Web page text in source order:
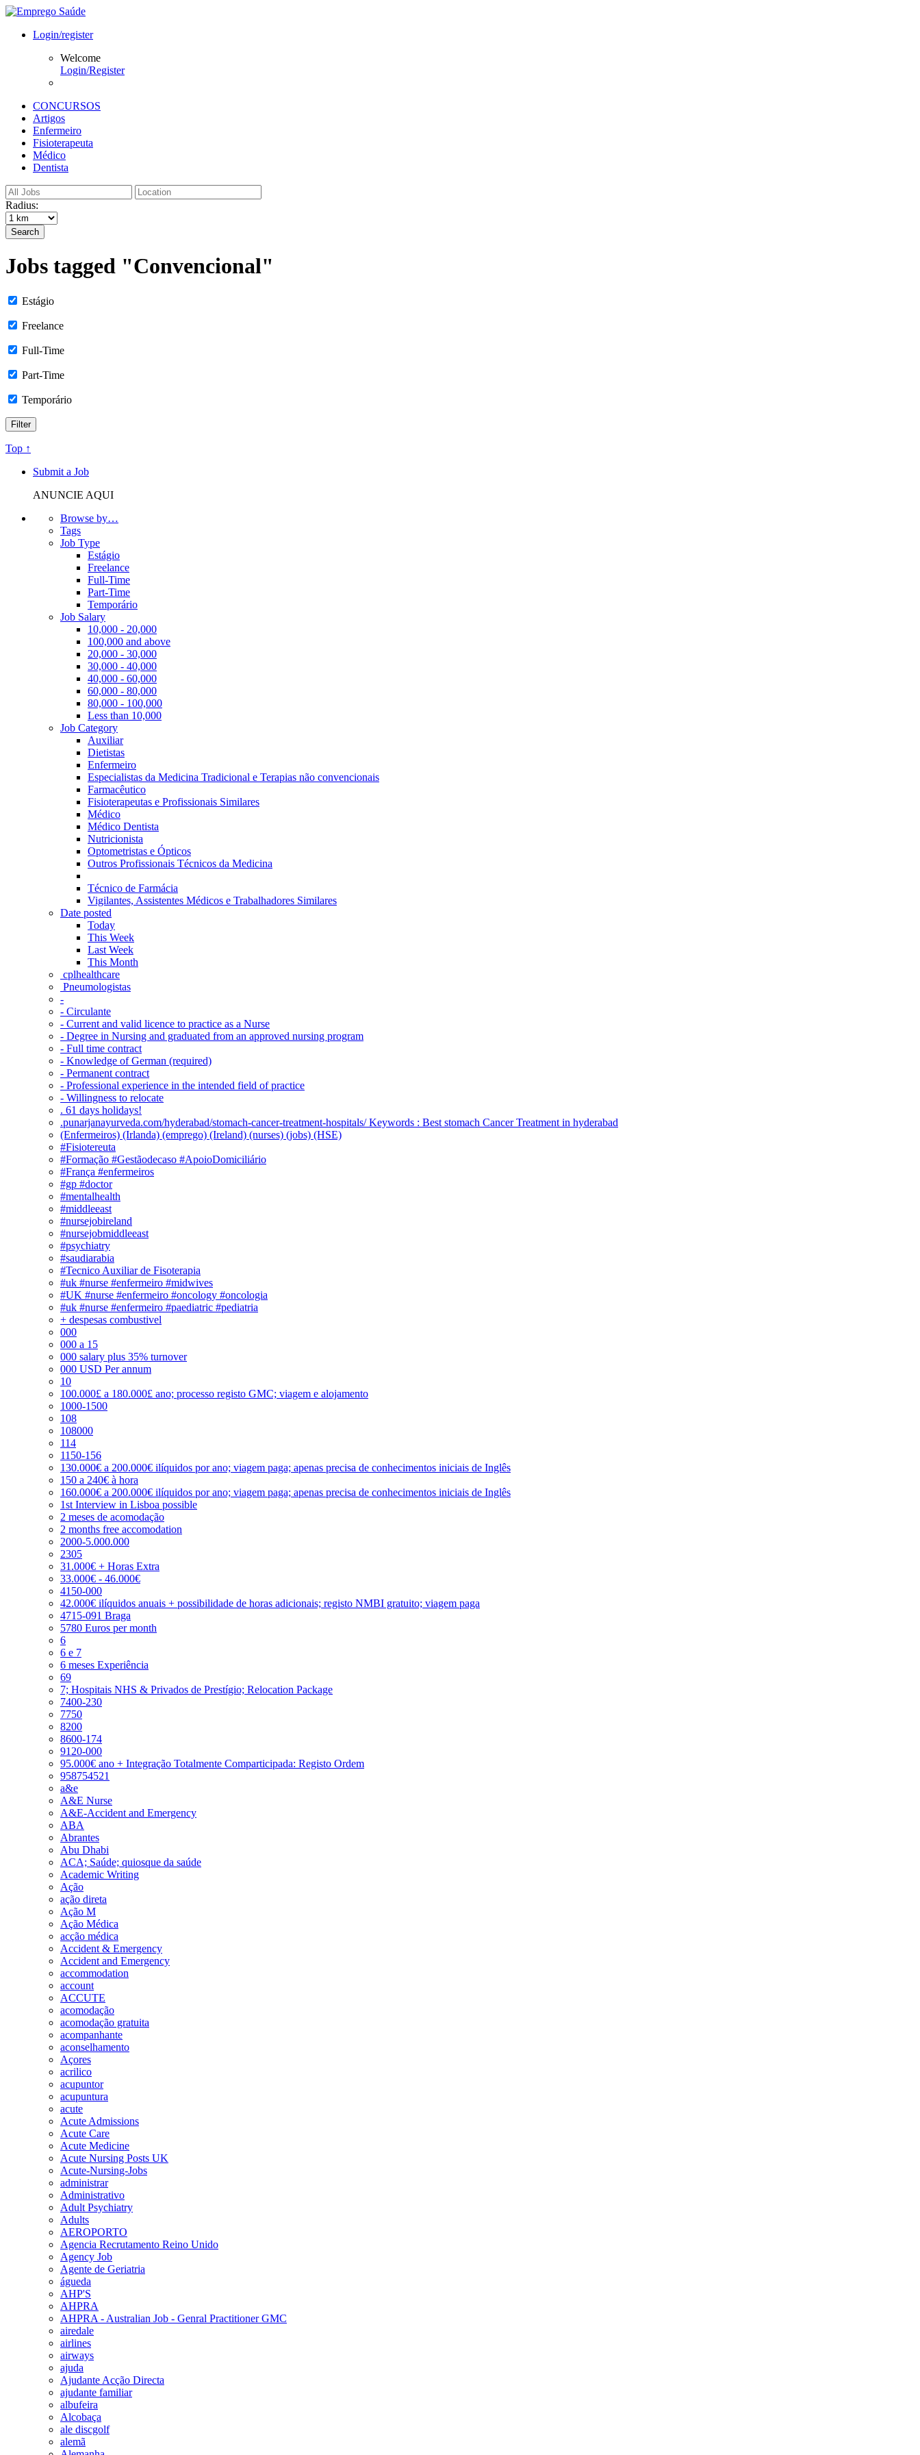
Login/register
Welcome
Login/Register
CONCURSOS
Artigos
Enfermeiro
Fisioterapeuta
Médico
Dentista
Radius:
Search
Jobs tagged "Convencional"
Estágio
Freelance
Full-Time
Part-Time
Temporário
Top ↑
Submit a Job
ANUNCIE AQUI
Browse by…
Tags
Job Type
Estágio
Freelance
Full-Time
Part-Time
Temporário
Job Salary
10,000 - 20,000
100,000 and above
20,000 - 30,000
30,000 - 40,000
40,000 - 60,000
60,000 - 80,000
80,000 - 100,000
Less than 10,000
Job Category
Auxiliar
Dietistas
Enfermeiro
Especialistas da Medicina Tradicional e Terapias não convencionais
Farmacêutico
Fisioterapeutas e Profissionais Similares
Médico
Médico Dentista
Nutricionista
Optometristas e Ópticos
Outros Profissionais Técnicos da Medicina
Técnico de Farmácia
Vigilantes, Assistentes Médicos e Trabalhadores Similares
Date posted
Today
This Week
Last Week
This Month
‎ cplhealthcare‬
Pneumologistas
-
- Circulante
- Current and valid licence to practice as a Nurse
- Degree in Nursing and graduated from an approved nursing program
- Full time contract
- Knowledge of German (required)
- Permanent contract
- Professional experience in the intended field of practice
- Willingness to relocate
. 61 days holidays!
.punarjanayurveda.com/hyderabad/stomach-cancer-treatment-hospitals/ Keywords : Best stomach Cancer Treatment in hyderabad
(Enfermeiros) (Irlanda) (emprego) (Ireland) (nurses) (jobs) (HSE)
#Fisiotereuta
#Formação #Gestãodecaso #ApoioDomiciliário
#França #enfermeiros
#gp #doctor
#mentalhealth
#middleeast
#nursejobireland
#nursejobmiddleeast
#psychiatry
#saudiarabia
#Tecnico Auxiliar de Fisoterapia
#uk #nurse #enfermeiro #midwives
#UK #nurse #enfermeiro #oncology #oncologia
#uk #nurse #enfermeiro #paediatric #pediatria
+ despesas combustivel
000
000 a 15
000 salary plus 35% turnover
000 USD Per annum
10
100.000£ a 180.000£ ano; processo registo GMC; viagem e alojamento
1000-1500
108
108000
114
1150-156
130.000€ a 200.000€ ilíquidos por ano; viagem paga; apenas precisa de conhecimentos iniciais de Inglês
150 a 240€ à hora
160.000€ a 200.000€ ilíquidos por ano; viagem paga; apenas precisa de conhecimentos iniciais de Inglês
1st Interview in Lisboa possible
2 meses de acomodação
2 months free accomodation
2000-5.000.000
2305
31.000€ + Horas Extra
33.000€ - 46.000€
4150-000
42.000€ ilíquidos anuais + possibilidade de horas adicionais; registo NMBI gratuito; viagem paga
4715-091 Braga
5780 Euros per month
6
6 e 7
6 meses Experiência
69
7; Hospitais NHS & Privados de Prestígio; Relocation Package
7400-230
7750
8200
8600-174
9120-000
95.000€ ano + Integração Totalmente Comparticipada: Registo Ordem
958754521
a&e
A&E Nurse
A&E-Accident and Emergency
ABA
Abrantes
Abu Dhabi
ACA; Saúde; quiosque da saúde
Academic Writing
Ação
ação direta
Ação M
Ação Médica
acção médica
Accident & Emergency
Accident and Emergency
accommodation
account
ACCUTE
acomodação
acomodação gratuita
acompanhante
aconselhamento
Açores
acrilico
acupuntor
acupuntura
acute
Acute Admissions
Acute Care
Acute Medicine
Acute Nursing Posts UK
Acute-Nursing-Jobs
administrar
Administrativo
Adult Psychiatry
Adults
AEROPORTO
Agencia Recrutamento Reino Unido
Agency Job
Agente de Geriatria
águeda
AHP'S
AHPRA
AHPRA - Australian Job - Genral Practitioner GMC
airedale
airlines
airways
ajuda
Ajudante Acção Directa
ajudante familiar
albufeira
Alcobaça
ale discgolf
alemã